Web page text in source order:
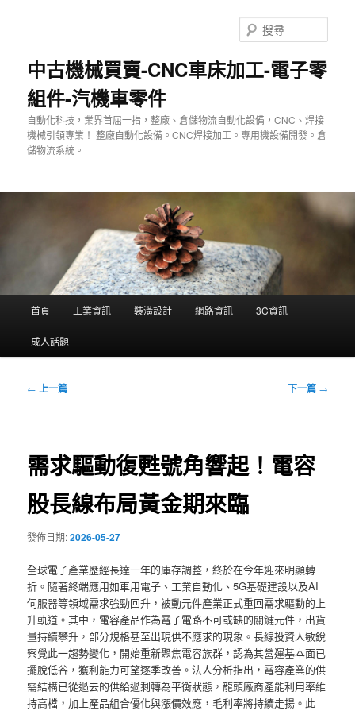
中古機械買賣-CNC車床加工-電子零
組件-汽機車零件
自動化科技，業界首屈一指，整廠、倉儲物流自動化設備，CNC、焊接
機械引領專業！ 整廠自動化設備。CNC焊接加工。專用機設備開發。倉
儲物流系統。
尋
單
首頁 工業資訊 裝潢設計 網路資訊 3C資訊
成人話題
文
← 上一篇 下一篇 →
需求驅動復甦號角響起！電容
股長線布局黃金期來臨
發佈日期:2026-05-27
全球電子產業歷經長達一年的庫存調整，終於在今年迎來明顯轉
折。隨著終端應用如車用電子、工業自動化、5G基礎建設以及AI
伺服器等領域需求強勁回升，被動元件產業正式重回需求驅動的上
升軌道。其中，電容產品作為電子電路不可或缺的關鍵元件，出貨
量持續攀升，部分規格甚至出現供不應求的現象。長線投資人敏銳
察覺此一趨勢變化，開始重新聚焦電容族群，認為其營運基本面已
擺脫低谷，獲利能力可望逐季改善。法人分析指出，電容產業的供
需結構已從過去的供給過剩轉為平衡狀態，龍頭廠商產能利用率維
持高檔，加上產品組合優化與漲價效應，毛利率將持續走揚。此